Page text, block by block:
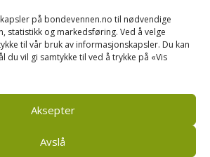
på bondevennen.no til nødvendige
statistikk og markedsføring. Ved å velge
til vår bruk av informasjonskapsler. Du kan
du vil gi samtykke til ved å trykke på «Vis
Aksepter
Avslå
eige hefte.